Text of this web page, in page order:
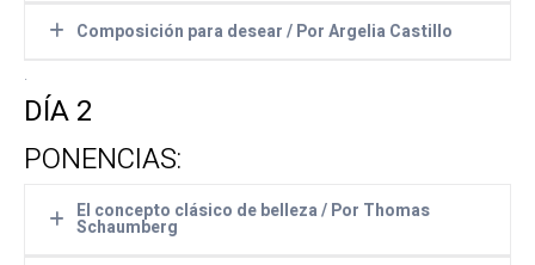
costumbre de mal gusto
PONENCIA
Composición para desear / Por Argelia Castillo
(Por Argelia Castillo. Cineasta)
.
DÍA 2
PONENCIAS:
El concepto clásico de belleza / Por Thomas
Schaumberg